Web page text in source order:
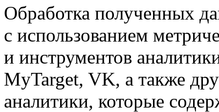
Обработка полученных
с использованием
и инструментов
MyTarget, VK, а также
аналитики, которые